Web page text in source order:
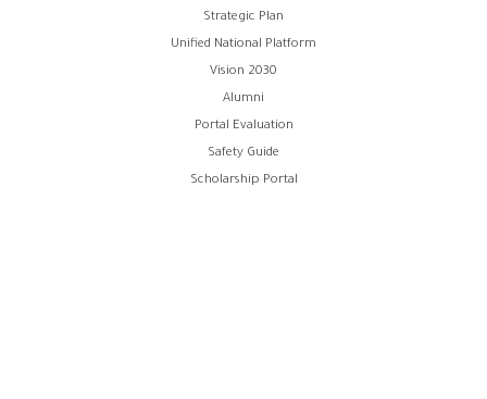
Strategic Plan
Unified National Platform
Vision 2030
Alumni
Portal Evaluation
Safety Guide
Scholarship Portal